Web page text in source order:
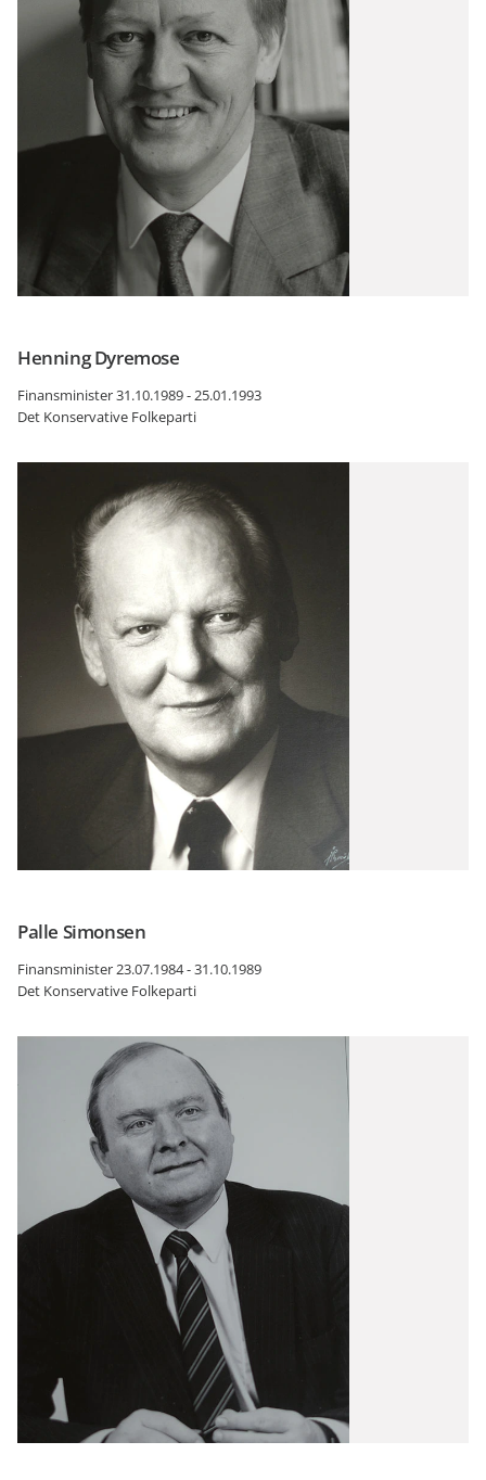
Henning Dyremose
Finansminister 31.10.1989 - 25.01.1993
Det Konservative Folkeparti
Palle Simonsen
Finansminister 23.07.1984 - 31.10.1989
Det Konservative Folkeparti